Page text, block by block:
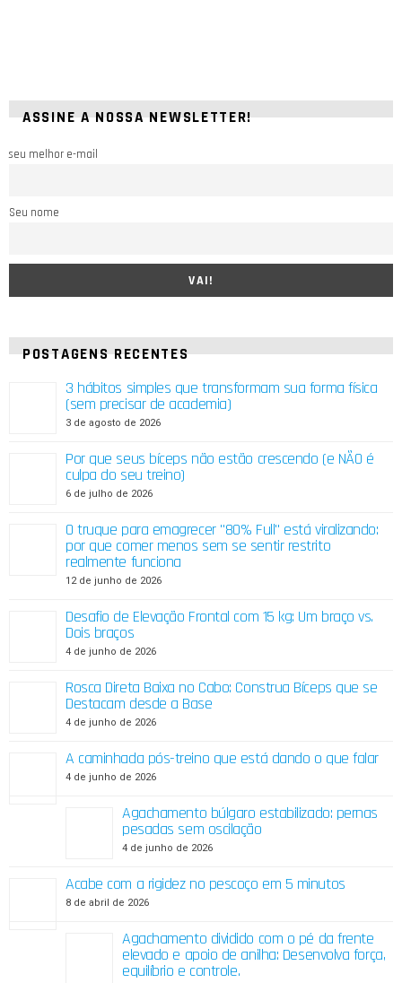
ASSINE A NOSSA NEWSLETTER!
seu melhor e-mail
Seu nome
POSTAGENS RECENTES
3 hábitos simples que transformam sua forma física
(sem precisar de academia)
3 de agosto de 2026
Por que seus bíceps não estão crescendo (e NÃO é
culpa do seu treino)
6 de julho de 2026
O truque para emagrecer "80% Full" está viralizando:
por que comer menos sem se sentir restrito
realmente funciona
12 de junho de 2026
Desafio de Elevação Frontal com 15 kg: Um braço vs.
Dois braços
4 de junho de 2026
Rosca Direta Baixa no Cabo: Construa Bíceps que se
Destacam desde a Base
4 de junho de 2026
A caminhada pós-treino que está dando o que falar
4 de junho de 2026
Agachamento búlgaro estabilizado: pernas
pesadas sem oscilação
4 de junho de 2026
Acabe com a rigidez no pescoço em 5 minutos
8 de abril de 2026
Agachamento dividido com o pé da frente
elevado e apoio de anilha: Desenvolva força,
equilíbrio e controle.